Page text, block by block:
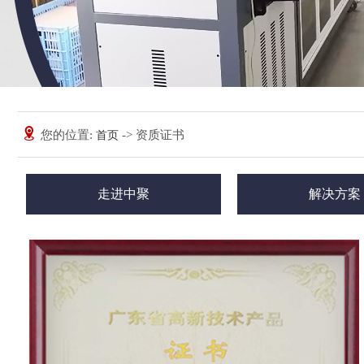
您的位置: 首页 -> 资质证书
走进中聚 解决方案